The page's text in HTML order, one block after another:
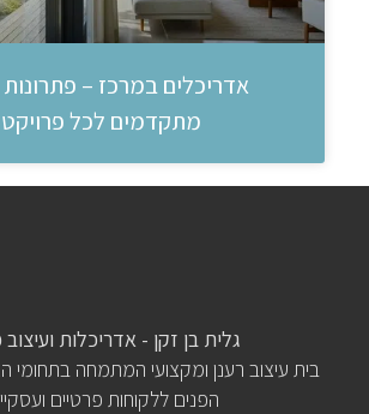
אדריכלים במרכז – פתרונות
מתקדמים לכל פרויקט
גלית בן זקן - אדריכלות ועיצוב
בית עיצוב רענן ומקצועי המתמחה בתחומי
הפנים ללקוחות פרטיים